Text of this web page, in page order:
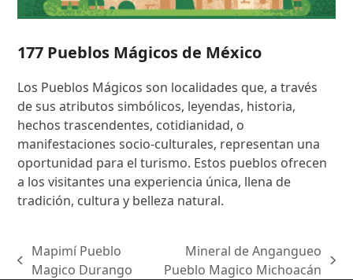
177 Pueblos Mágicos de México
Los Pueblos Mágicos son localidades que, a través
de sus atributos simbólicos, leyendas, historia,
hechos trascendentes, cotidianidad, o
manifestaciones socio-culturales, representan una
oportunidad para el turismo. Estos pueblos ofrecen
a los visitantes una experiencia única, llena de
tradición, cultura y belleza natural.
previous
Mapimí Pueblo
Magico Durango
next
Mineral de Angangueo
Pueblo Magico Michoacán